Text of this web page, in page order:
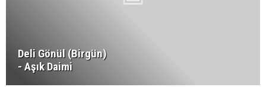
Deli Gönül (Birgün)
- Aşık Daimi